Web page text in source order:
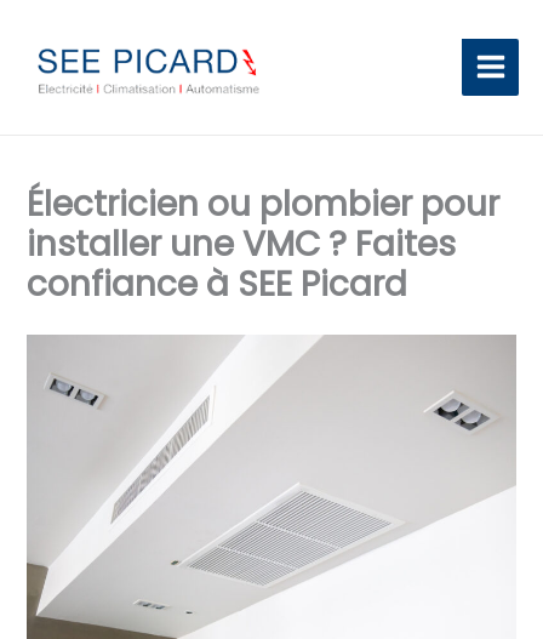
contenu
Électricien ou plombier pour
installer une VMC ? Faites
confiance à SEE Picard